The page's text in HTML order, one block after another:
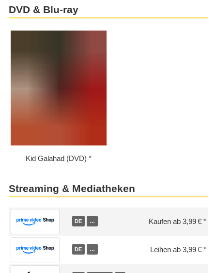
DVD & Blu-ray
Kid Galahad (DVD)
Streaming & Mediatheken
DE … Kaufen ab 3,99 €
DE … Leihen ab 3,99 €